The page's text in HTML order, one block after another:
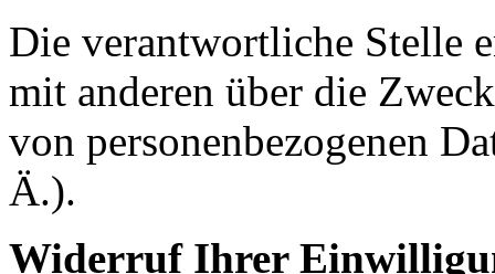
Die verantwortliche Stelle
mit anderen über die
von personenbezogenen
Ä.).
Widerruf Ihrer